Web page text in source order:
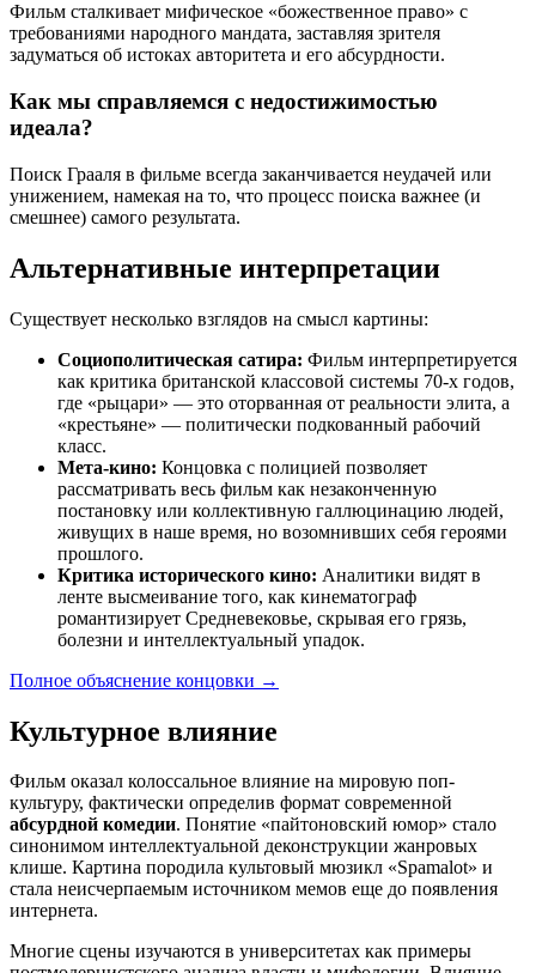
Фильм сталкивает мифическое «божественное право» с
требованиями народного мандата, заставляя зрителя
задуматься об истоках авторитета и его абсурдности.
Как мы справляемся с недостижимостью
идеала?
Поиск Грааля в фильме всегда заканчивается неудачей или
унижением, намекая на то, что процесс поиска важнее (и
смешнее) самого результата.
Альтернативные интерпретации
Существует несколько взглядов на смысл картины:
Социополитическая сатира: Фильм интерпретируется
как критика британской классовой системы 70-х годов,
где «рыцари» — это оторванная от реальности элита, а
«крестьяне» — политически подкованный рабочий
класс.
Мета-кино: Концовка с полицией позволяет
рассматривать весь фильм как незаконченную
постановку или коллективную галлюцинацию людей,
живущих в наше время, но возомнивших себя героями
прошлого.
Критика исторического кино: Аналитики видят в
ленте высмеивание того, как кинематограф
романтизирует Средневековье, скрывая его грязь,
болезни и интеллектуальный упадок.
Полное объяснение концовки →
Культурное влияние
Фильм оказал колоссальное влияние на мировую поп-
культуру, фактически определив формат современной
абсурдной комедии. Понятие «пайтоновский юмор» стало
синонимом интеллектуальной деконструкции жанровых
клише. Картина породила культовый мюзикл «Spamalot» и
стала неисчерпаемым источником мемов еще до появления
интернета.
Многие сцены изучаются в университетах как примеры